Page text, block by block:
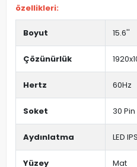
özellikleri:
Boyut 15.6''
Çözünürlük
Hertz 60Hz
Soket 30
Aydınlatma LED IPS
Yüzey Mat